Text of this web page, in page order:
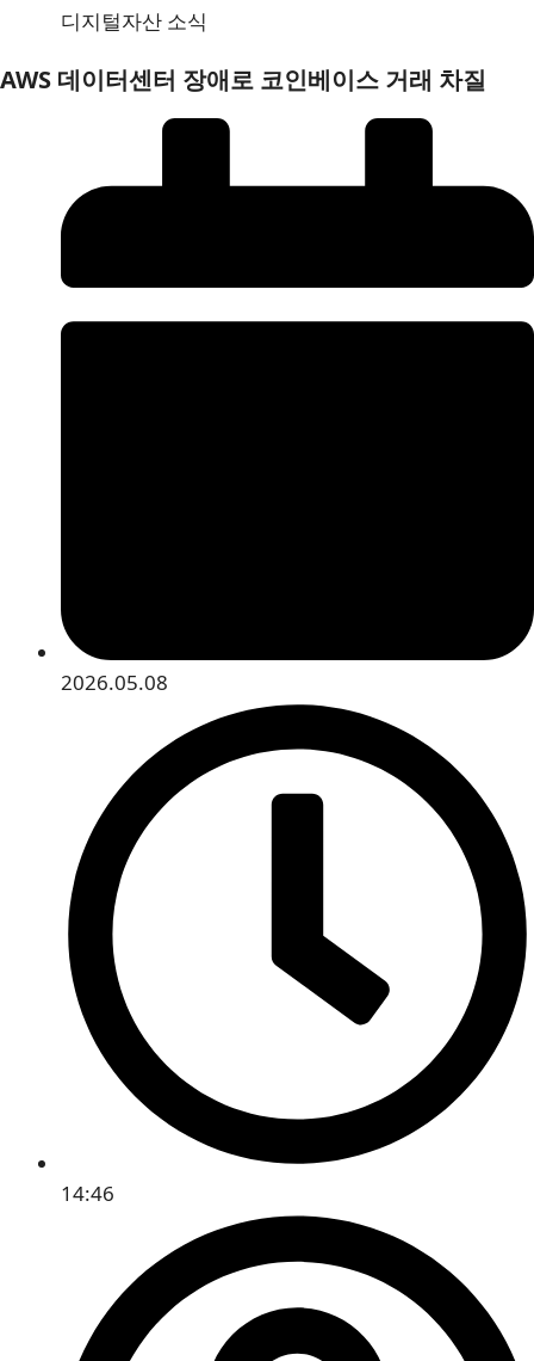
디지털자산 소식
AWS 데이터센터 장애로 코인베이스 거래 차질
2026.05.08
14:46